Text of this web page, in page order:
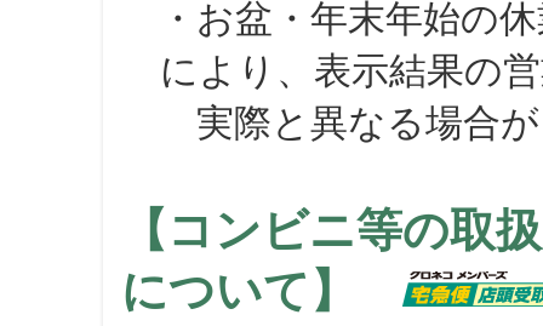
・お盆・年末年始の
により、表示結果の
実際と異なる場合が
【コンビニ等の取
について】